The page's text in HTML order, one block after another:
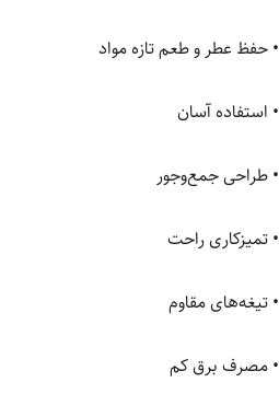
• حفظ عطر و طعم تازه مواد
• استفاده آسان
• طراحی جمع‌وجور
• تمیزکاری راحت
• تیغه‌های مقاوم
• مصرف برق کم